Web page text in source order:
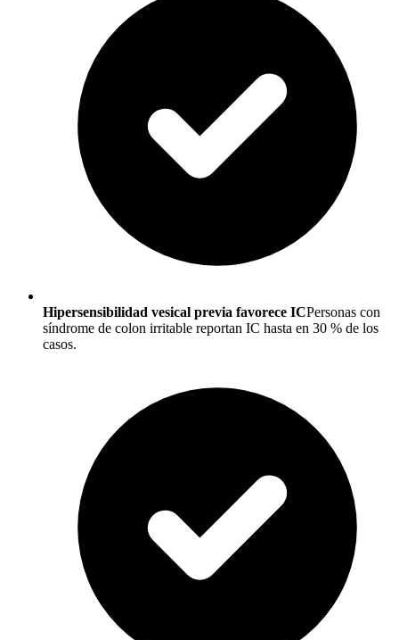
Hipersensibilidad vesical previa favorece ICPersonas con
síndrome de colon irritable reportan IC hasta en 30 % de los
casos.